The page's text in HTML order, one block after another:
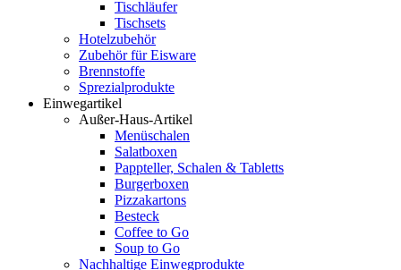
Tischläufer
Tischsets
Hotelzubehör
Zubehör für Eisware
Brennstoffe
Sprezialprodukte
Einwegartikel
Außer-Haus-Artikel
Menüschalen
Salatboxen
Pappteller, Schalen & Tabletts
Burgerboxen
Pizzakartons
Besteck
Coffee to Go
Soup to Go
Nachhaltige Einwegprodukte